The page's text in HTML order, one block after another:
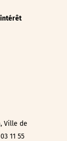
Ville de
11 55